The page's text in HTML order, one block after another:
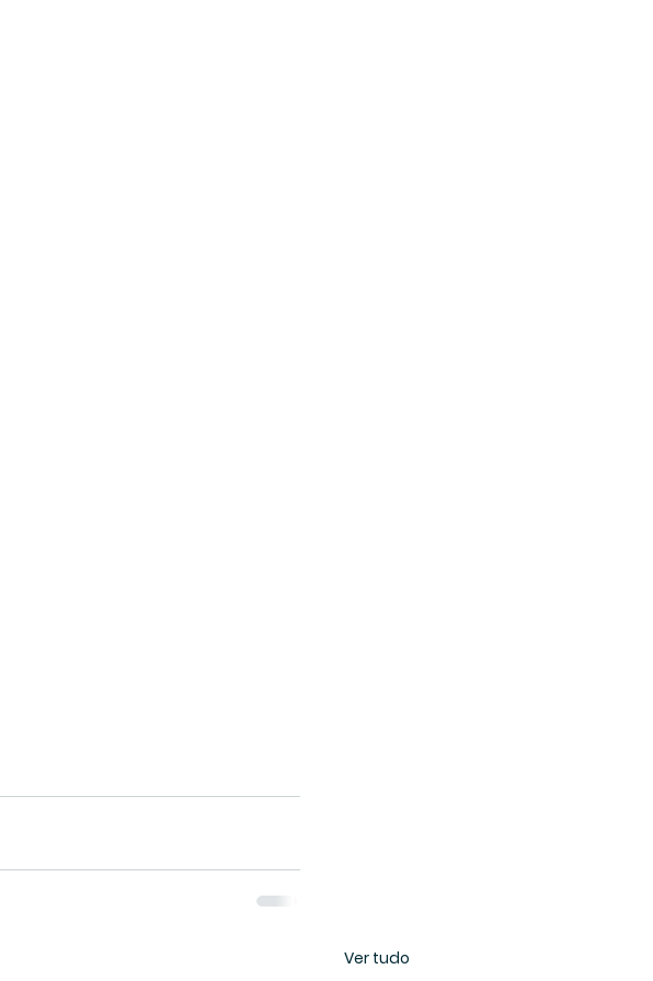
Ver tudo